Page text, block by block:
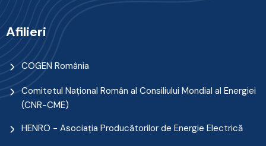
Afilieri
COGEN România
Comitetul Naţional Român al Consiliului Mondial al Energiei
(CNR-CME)
HENRO - Asociația Producătorilor de Energie Electrică